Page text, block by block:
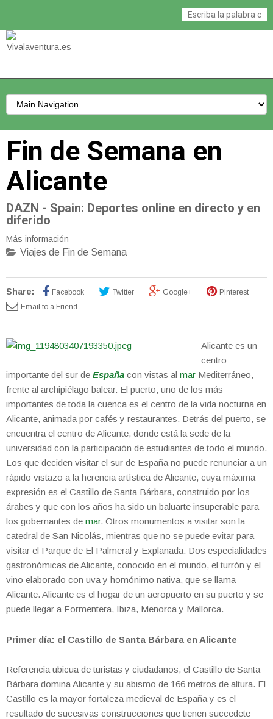
Fin de Semana en
Alicante
DAZN - Spain: Deportes online en directo y en
diferido
Más información
Viajes de Fin de Semana
Share: Facebook Twitter Google+
Pinterest
Email to a Friend
Alicante es un
centro
importante del sur de España con vistas al mar Mediterráneo,
frente al archipiélago balear. El puerto, uno de los más
importantes de toda la cuenca es el centro de la vida nocturna en
Alicante, animada por cafés y restaurantes. Detrás del puerto, se
encuentra el centro de Alicante, donde está la sede de la
universidad con la participación de estudiantes de todo el mundo.
Los que deciden visitar el sur de España no puede renunciar a un
rápido vistazo a la herencia artística de Alicante, cuya máxima
expresión es el Castillo de Santa Bárbara, construido por los
árabes y que con los años ha sido un baluarte insuperable para
los gobernantes de mar. Otros monumentos a visitar son la
catedral de San Nicolás, mientras que no se puede evitar para
visitar el Parque de El Palmeral y Explanada. Dos especialidades
gastronómicas de Alicante, conocido en el mundo, el turrón y el
vino elaborado con uva y homónimo nativa, que se llama
Alicante. Alicante es el hogar de un aeropuerto en su puerto y se
puede llegar a Formentera, Ibiza, Menorca y Mallorca.
Primer día: el Castillo de Santa Bárbara en Alicante
Referencia ubicua de turistas y ciudadanos, el Castillo de Santa
Bárbara domina Alicante y su abismo de 166 metros de altura. El
Castillo es la mayor fortaleza medieval de España y es el
resultado de sucesivas construcciones que tienen succedete